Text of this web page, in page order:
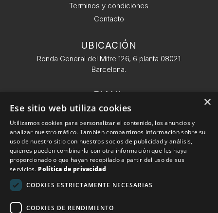
Terminos y condiciones
Contacto
UBICACIÓN
Ronda General del Mitre 126, 6 planta 08021
Barcelona.
EMAIL
info@conekta.es
TELÉFONO
+34 932 11 09 57
Conekta 2025. Todos los derechos reservados.
×
Ese sitio web utiliza cookies
Utilizamos cookies para personalizar el contenido, los anuncios y
analizar nuestro tráfico. También compartimos información sobre su
uso de nuestro sitio con nuestros socios de publicidad y análisis,
quienes pueden combinarla con otra información que les haya
proporcionado o que hayan recopilado a partir del uso de sus
servicios. Política de privacidad
COOKIES ESTRICTAMENTE NECESARIAS
COOKIES DE RENDIMIENTO